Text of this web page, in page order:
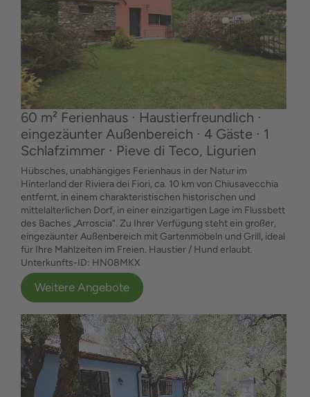
60 m² Ferienhaus ∙ Haustierfreundlich ∙
eingezäunter Außenbereich ∙ 4 Gäste ∙ 1
Schlafzimmer ∙ Pieve di Teco, Ligurien
Hübsches, unabhängiges Ferienhaus in der Natur im
Hinterland der Riviera dei Fiori, ca. 10 km von Chiusavecchia
entfernt, in einem charakteristischen historischen und
mittelalterlichen Dorf, in einer einzigartigen Lage im Flussbett
des Baches „Arroscia“. Zu Ihrer Verfügung steht ein großer,
eingezäunter Außenbereich mit Gartenmöbeln und Grill, ideal
für Ihre Mahlzeiten im Freien. Haustier / Hund erlaubt.
Unterkunfts-ID: HN08MKX
Weitere Angebote